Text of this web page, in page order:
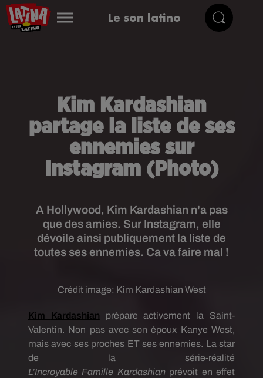
Le son latino
Kim Kardashian
partage la liste de ses
ennemies sur
Instagram (Photo)
A Hollywood, Kim Kardashian n'a pas
que des amies. Sur Instagram, elle
dévoile ainsi publiquement la liste de
toutes ses ennemies. Ca va faire mal !
Crédit image: Kim Kardashian West
Kim Kardashian
prépare activement la Saint-
Valentin. Non pas avec son époux Kanye West,
mais avec ses proches ET ses ennemies. La star
de la série-réalité
L’Incroyable Famille Kardashian prévoit en effet